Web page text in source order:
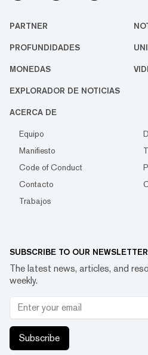
PARTNER
PROFUNDIDADES
MONEDAS
EXPLORADOR DE NOTICIAS
ACERCA DE
Equipo
Manifiesto
Code of Conduct
Contacto
Trabajos
SUBSCRIBE TO OUR NEWSLETTER
The latest news, articles, and
weekly.
Subscribe